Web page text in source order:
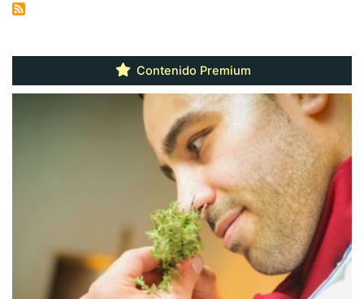
Contenido Premium